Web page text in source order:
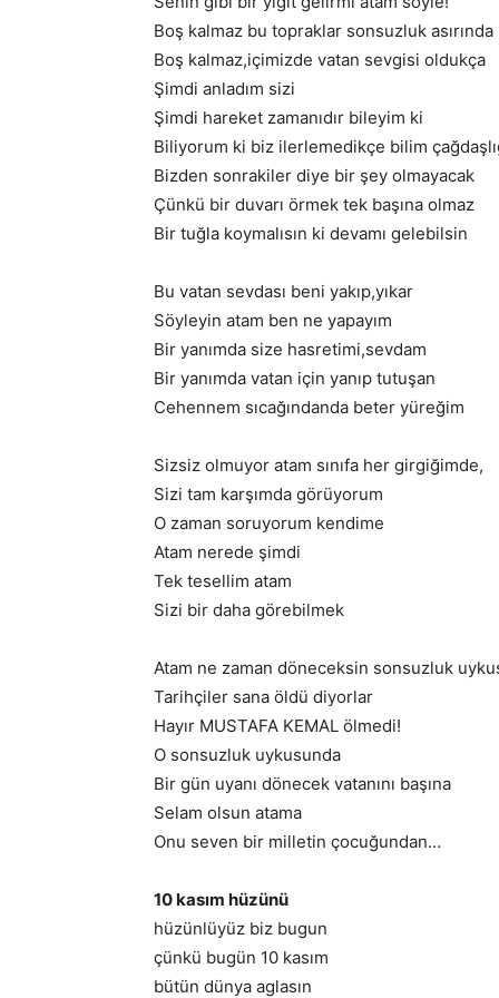
Boş kalmaz bu topraklar sonsuzluk asırında
Boş kalmaz,içimizde vatan sevgisi oldukça
Şimdi anladım sizi
Şimdi hareket zamanıdır bileyim ki
Biliyorum ki biz ilerlemedikçe bilim
Bizden sonrakiler diye bir şey olmayacak
Çünkü bir duvarı örmek tek başına olmaz
Bir tuğla koymalısın ki devamı gelebilsin
Bu vatan sevdası beni yakıp,yıkar
Söyleyin atam ben ne yapayım
Bir yanımda size hasretimi,sevdam
Bir yanımda vatan için yanıp tutuşan
Cehennem sıcağındanda beter yüreğim
Sizsiz olmuyor atam sınıfa her girgiğimde,
Sizi tam karşımda görüyorum
O zaman soruyorum kendime
Atam nerede şimdi
Tek tesellim atam
Sizi bir daha görebilmek
Atam ne zaman döneceksin sonsuzluk
Tarihçiler sana öldü diyorlar
Hayır MUSTAFA KEMAL ölmedi!
O sonsuzluk uykusunda
Bir gün uyanı dönecek vatanını başına
Selam olsun atama
Onu seven bir milletin çocuğundan…
10 kasım hüzünü
hüzünlüyüz biz bugun
çünkü bugün 10 kasım
bütün dünya aglasın